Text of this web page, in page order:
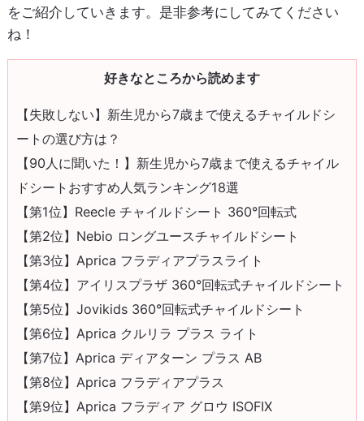
をご紹介していきます。是非参考にしてみてください
ね！
好きなところから読めます
【失敗しない】新生児から7歳まで使えるチャイルドシ
ートの選び方は？
【90人に聞いた！】新生児から7歳まで使えるチャイル
ドシートおすすめ人気ランキング18選
【第1位】Reecle チャイルドシート 360°回転式
【第2位】Nebio ロングユースチャイルドシート
【第3位】Aprica フラディアプラスライト
【第4位】アイリスプラザ 360°回転式チャイルドシート
【第5位】Jovikids 360°回転式チャイルドシート
【第6位】Aprica クルリラ プラス ライト
【第7位】Aprica ディアターン プラス AB
【第8位】Aprica フラディアプラス
【第9位】Aprica フラディア グロウ ISOFIX